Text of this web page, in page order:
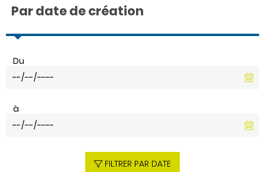
Par date de création
Du
à
FILTRER PAR DATE